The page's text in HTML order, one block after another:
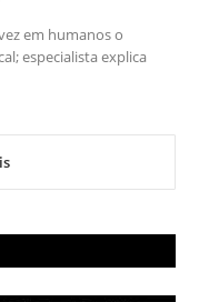
em humanos o
especialista explica